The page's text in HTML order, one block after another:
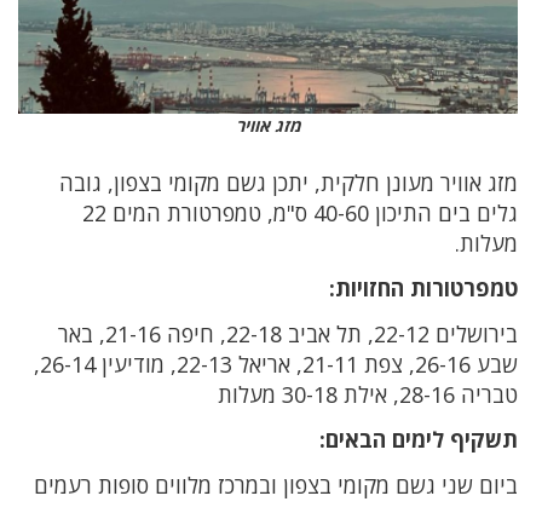
מזג אוויר
מזג אוויר מעונן חלקית, יתכן גשם מקומי בצפון, גובה
גלים בים התיכון 40-60 ס"מ, טמפרטורת המים 22
מעלות.
טמפרטורות החזויות:
בירושלים 22-12, תל אביב 22-18, חיפה 21-16, באר
שבע 26-16, צפת 21-11, אריאל 22-13, מודיעין 26-14,
טבריה 28-16, אילת 30-18 מעלות
תשקיף לימים הבאים:
ביום שני גשם מקומי בצפון ובמרכז מלווים סופות רעמים